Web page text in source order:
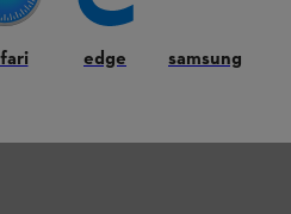
edge samsung